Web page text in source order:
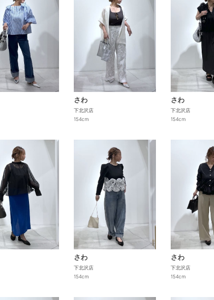
さわ
下北沢店
154cm
さわ
下北沢店
154cm
さわ
下北沢店
154cm
さわ
下北沢店
154cm